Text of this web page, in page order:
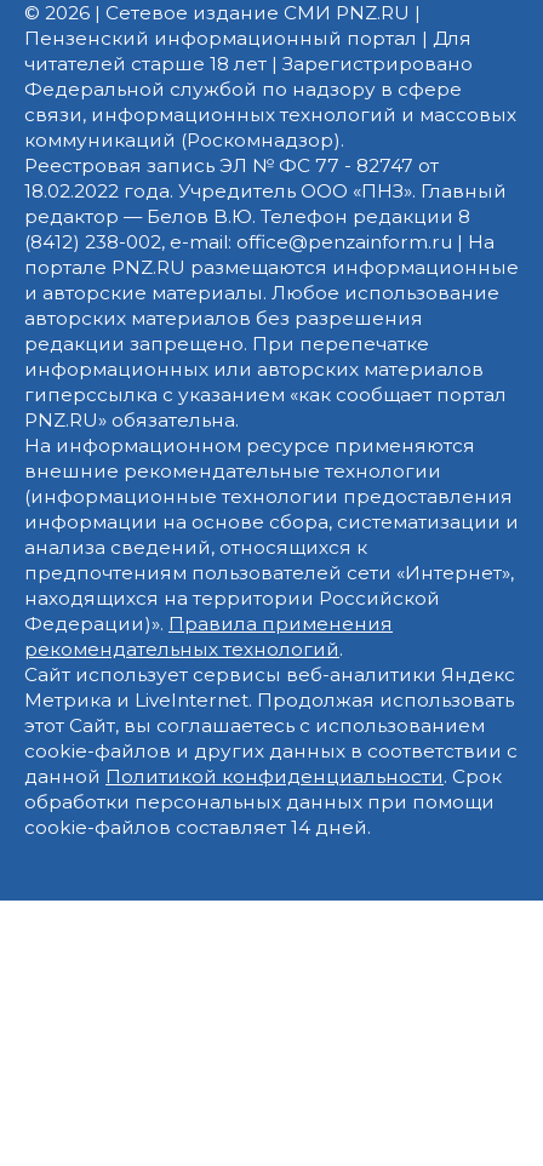
© 2026 | Сетевое издание СМИ PNZ.RU |
Пензенский информационный портал | Для
читателей старше 18 лет | Зарегистрировано
Федеральной службой по надзору в сфере
связи, информационных технологий и массовых
коммуникаций (Роскомнадзор).
Реестровая запись ЭЛ № ФС 77 - 82747 от
18.02.2022 года. Учредитель ООО «ПНЗ». Главный
редактор — Белов В.Ю. Телефон редакции 8
(8412) 238-002, e-mail: office@penzainform.ru | На
портале PNZ.RU размещаются информационные
и авторские материалы. Любое использование
авторских материалов без разрешения
редакции запрещено. При перепечатке
информационных или авторских материалов
гиперссылка с указанием «как сообщает портал
PNZ.RU» обязательна.
На информационном ресурсе применяются
внешние рекомендательные технологии
(информационные технологии предоставления
информации на основе сбора, систематизации и
анализа сведений, относящихся к
предпочтениям пользователей сети «Интернет»,
находящихся на территории Российской
Федерации)». Правила применения
рекомендательных технологий.
Сайт использует сервисы веб-аналитики Яндекс
Метрика и LiveInternet. Продолжая использовать
этот Сайт, вы соглашаетесь с использованием
cookie-файлов и других данных в соответствии с
данной Политикой конфиденциальности. Срок
обработки персональных данных при помощи
cookie-файлов составляет 14 дней.